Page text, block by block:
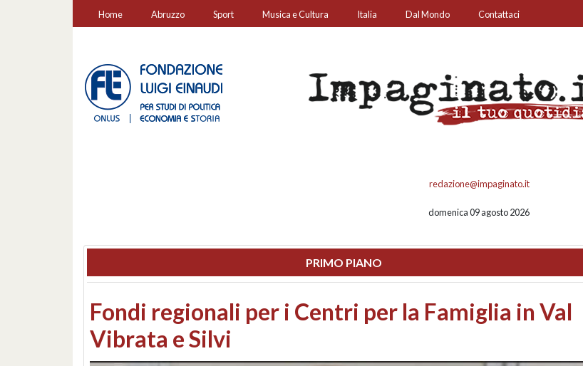
Home Abruzzo Sport Musica e Cultura Italia Dal Mondo Contattaci
redazione@impaginato.it
domenica 09 agosto 2026
PRIMO PIANO
Montesilvano, sequestrato un chiosco sul
lungomare: contestati abusi edilizi e occupazione